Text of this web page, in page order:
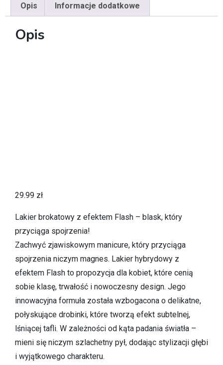
Opis Informacje dodatkowe
Opis
29.99 zł
Lakier brokatowy z efektem Flash – blask, który
przyciąga spojrzenia!
Zachwyć zjawiskowym manicure, który przyciąga
spojrzenia niczym magnes. Lakier hybrydowy z
efektem Flash to propozycja dla kobiet, które cenią
sobie klasę, trwałość i nowoczesny design. Jego
innowacyjna formuła została wzbogacona o delikatne,
połyskujące drobinki, które tworzą efekt subtelnej,
lśniącej tafli. W zależności od kąta padania światła –
mieni się niczym szlachetny pył, dodając stylizacji głębi
i wyjątkowego charakteru.